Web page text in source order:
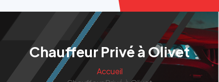
Chauffeur Privé à Olivet
Accueil